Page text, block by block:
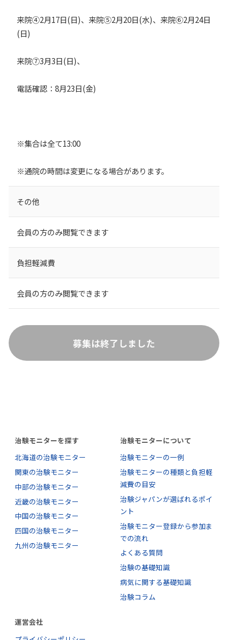
来院④2月17日(日)、来院⑤2月20日(水)、来院⑥2月24日
(日)
来院⑦3月3日(日)、
電話確認：8月23日(金)
※集合は全て13:00
※通院の時間は変更になる場合があります。
その他
会員の方のみ閲覧できます
負担軽減費
会員の方のみ閲覧できます
募集は終了しました
治験モニターを探す
北海道の治験モニター
関東の治験モニター
中部の治験モニター
近畿の治験モニター
中国の治験モニター
四国の治験モニター
九州の治験モニター
治験モニターについて
治験モニターの一例
治験モニターの種類と負担軽
減費の目安
治験ジャパンが選ばれるポイ
ント
治験モニター登録から参加ま
での流れ
よくある質問
治験の基礎知識
病気に関する基礎知識
治験コラム
運営会社